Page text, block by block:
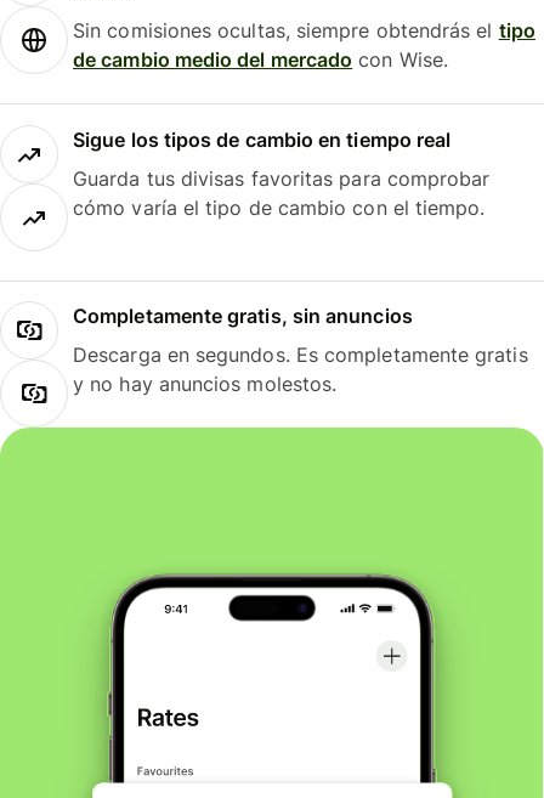
Sin comisiones ocultas, siempre obtendrás el tipo
de cambio medio del mercado con Wise.
Sigue los tipos de cambio en tiempo real
Guarda tus divisas favoritas para comprobar
cómo varía el tipo de cambio con el tiempo.
Completamente gratis, sin anuncios
Descarga en segundos. Es completamente gratis
y no hay anuncios molestos.